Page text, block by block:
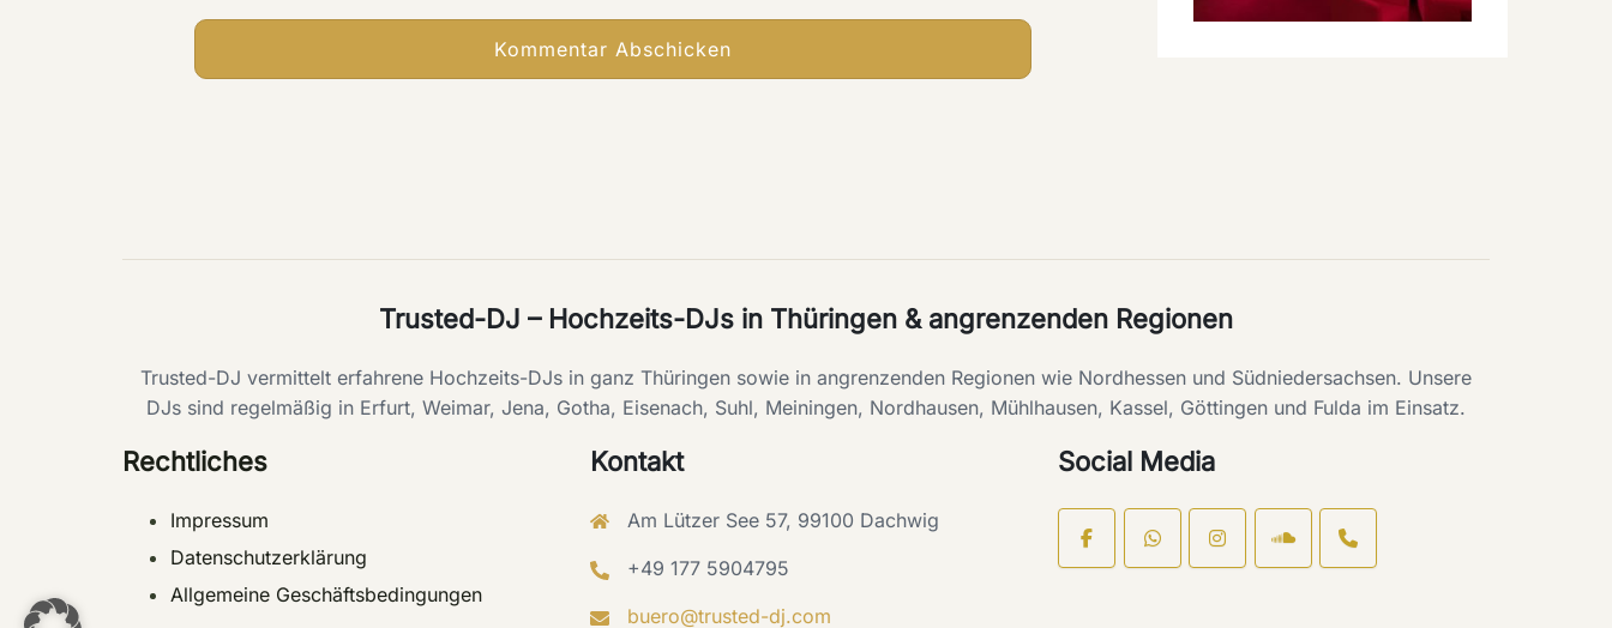
Trusted-DJ – Hochzeits-DJs in Thüringen & angrenzenden Regionen
Trusted-DJ vermittelt erfahrene Hochzeits-DJs in ganz Thüringen sowie in angrenzenden Regionen wie Nordhessen und Südniedersachsen. Unsere
DJs sind regelmäßig in Erfurt, Weimar, Jena, Gotha, Eisenach, Suhl, Meiningen, Nordhausen, Mühlhausen, Kassel, Göttingen und Fulda im Einsatz.
Rechtliches
Impressum
Datenschutzerklärung
Allgemeine Geschäftsbedingungen
Kontakt
Am Lützer See 57, 99100 Dachwig
+49 177 5904795
buero@trusted-dj.com
Social Media